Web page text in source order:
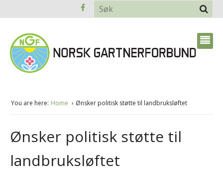
You are here: Home Ønsker politisk støtte til landbruksløftet
Ønsker politisk støtte til
landbruksløftet